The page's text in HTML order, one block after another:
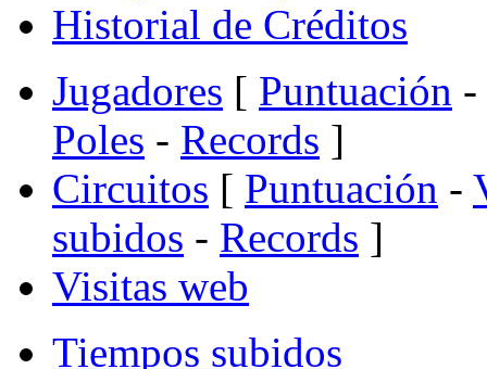
Historial de Créditos
Jugadores [ Puntuación -
Poles - Records ]
Circuitos [ Puntuación -
subidos - Records ]
Visitas web
Tiempos subidos